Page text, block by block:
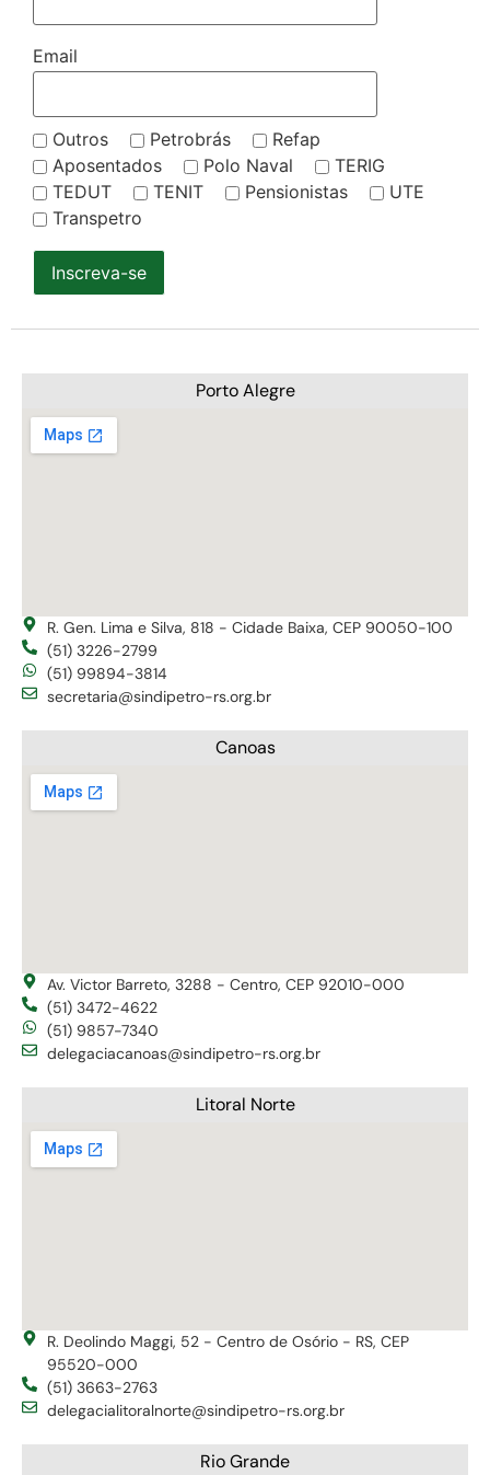
Email
Outros Petrobrás
Refap
Aposentados
Polo Naval
TERIG
TEDUT
TENIT Pensionistas
UTE
Transpetro
Inscreva-se
Porto Alegre
R. Gen. Lima e Silva, 818 - Cidade Baixa, CEP 90050-100
(51) 3226-2799
(51) 99894-3814
secretaria@sindipetro-rs.org.br
Canoas
Av. Victor Barreto, 3288 - Centro, CEP 92010-000
(51) 3472-4622
(51) 9857-7340
delegaciacanoas@sindipetro-rs.org.br
Litoral Norte
R. Deolindo Maggi, 52 - Centro de Osório - RS, CEP
95520-000
(51) 3663-2763
delegacialitoralnorte@sindipetro-rs.org.br
Rio Grande